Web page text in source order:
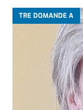
TRE DOMANDE A